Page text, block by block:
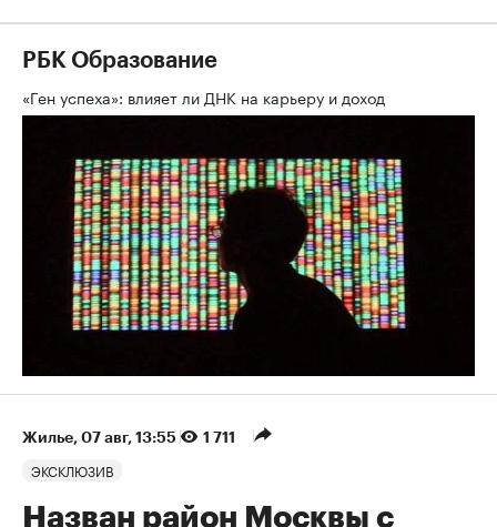
РБК Образование
«Ген успеха»: влияет ли ДНК на карьеру и доход
Жилье 07 авг, 13:55 1 711
ЭКСКЛЮЗИВ
Назван район Москвы с